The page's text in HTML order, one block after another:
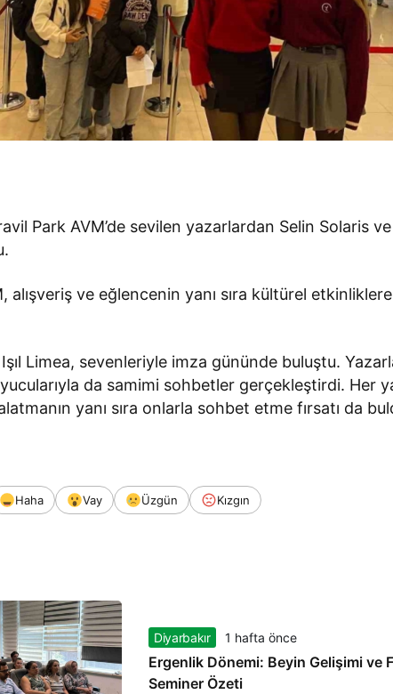
Park AVM’de sevilen yazarlardan Selin Solaris ve
alışveriş ve eğlencenin yanı sıra kültürel
Limea, sevenleriyle imza gününde buluştu.
da samimi sohbetler gerçekleştirdi. Her
yanı sıra onlarla sohbet etme fırsatı da
Haha Vay Üzgün Kızgın
Diyarbakır 1 hafta önce
Ergenlik Dönemi: Beyin Gelişimi ve
Seminer Özeti